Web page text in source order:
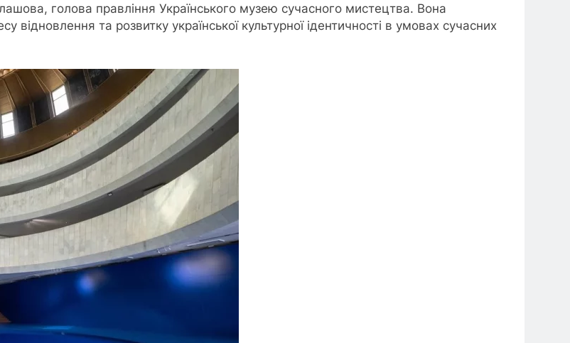
голова правління Українського музею сучасного мистецтва. Вона
відновлення та розвитку української культурної ідентичності в умовах сучасних